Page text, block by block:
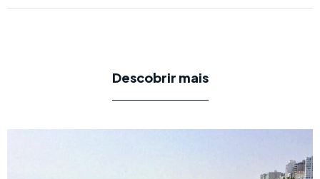
Descobrir mais